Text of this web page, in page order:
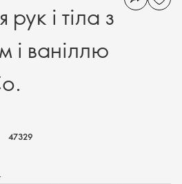
і тіла з
і ваніллю
47329